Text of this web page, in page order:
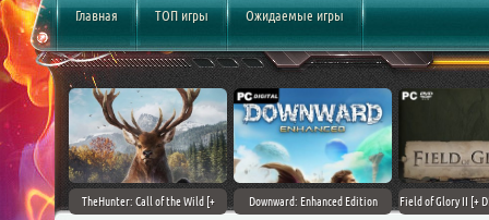
Главная ТОП игры Ожидаемые игры
(2017)
TheHunter: Call of the Wild [+
Downward: Enhanced Edition
Field of Glory II [+